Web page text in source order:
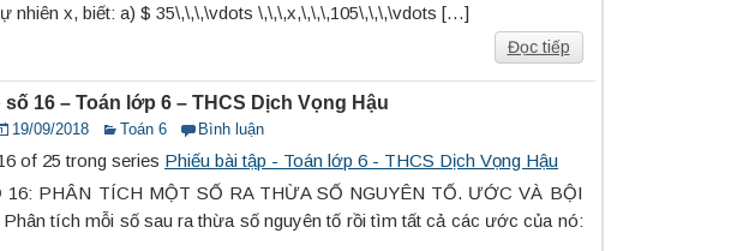
nhiên x, biết: a) $ 35\,\,\,\vdots \,\,\,x,\,\,\,105\,\,\,\vdots […]
Đọc tiếp
số 16 – Toán lớp 6 – THCS Dịch Vọng Hậu
19/09/2018 Toán 6 Bình luận
of 25 trong series Phiếu bài tập - Toán lớp 6 - THCS Dịch Vọng Hậu
16: PHÂN TÍCH MỘT SỐ RA THỪA SỐ NGUYÊN TỐ. ƯỚC VÀ BỘI
tích mỗi số sau ra thừa số nguyên tố rồi tìm tất cả các ước của nó: